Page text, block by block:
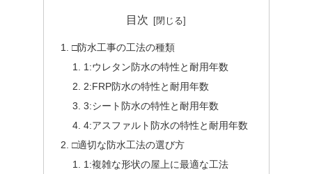
目次
□防水工事の工法の種類
1:ウレタン防水の特性と耐用年数
2:FRP防水の特性と耐用年数
3:シート防水の特性と耐用年数
4:アスファルト防水の特性と耐用年数
□適切な防水工法の選び方
1:複雑な形状の屋上に最適な工法